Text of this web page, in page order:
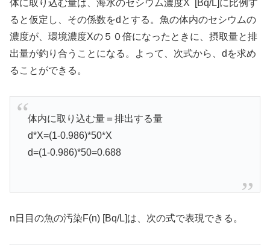
体に取り込む量は、海水のセシウム濃度X [Bq/L]に比例す
ると仮定し、その係数をdとする。魚の体内のセシウムの
濃度が、環境濃度Xの５０倍になったときに、摂取量と排
出量が釣り合うことになる。よって、次式から、dを求め
ることができる。
体内に取り込む量＝排出する量
d*X=(1-0.986)*50*X
d=(1-0.986)*50=0.688
n日目の魚の汚染F(n) [Bq/L]は、次の式で表現できる。